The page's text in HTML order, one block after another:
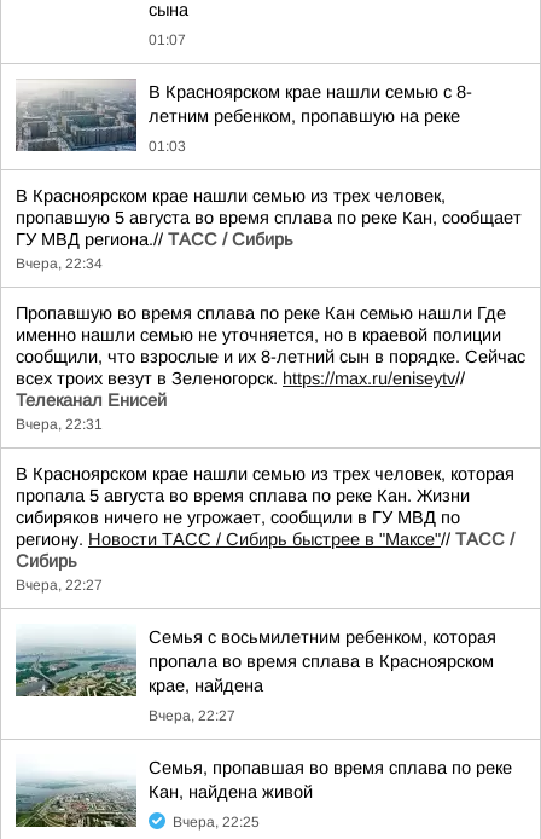
сына
01:07
В Красноярском крае нашли семью с 8-
летним ребенком, пропавшую на реке
01:03
В Красноярском крае нашли семью из трех человек,
пропавшую 5 августа во время сплава по реке Кан, сообщает
ГУ МВД региона.// ТАСС / Сибирь
Вчера, 22:34
Пропавшую во время сплава по реке Кан семью нашли Где
именно нашли семью не уточняется, но в краевой полиции
сообщили, что взрослые и их 8-летний сын в порядке. Сейчас
всех троих везут в Зеленогорск. https://max.ru/eniseytv//
Телеканал Енисей
Вчера, 22:31
В Красноярском крае нашли семью из трех человек, которая
пропала 5 августа во время сплава по реке Кан. Жизни
сибиряков ничего не угрожает, сообщили в ГУ МВД по
региону. Новости ТАСС / Сибирь быстрее в "Mаксе"// ТАСС /
Сибирь
Вчера, 22:27
Семья с восьмилетним ребенком, которая
пропала во время сплава в Красноярском
крае, найдена
Вчера, 22:27
Семья, пропавшая во время сплава по реке
Кан, найдена живой
Вчера, 22:25